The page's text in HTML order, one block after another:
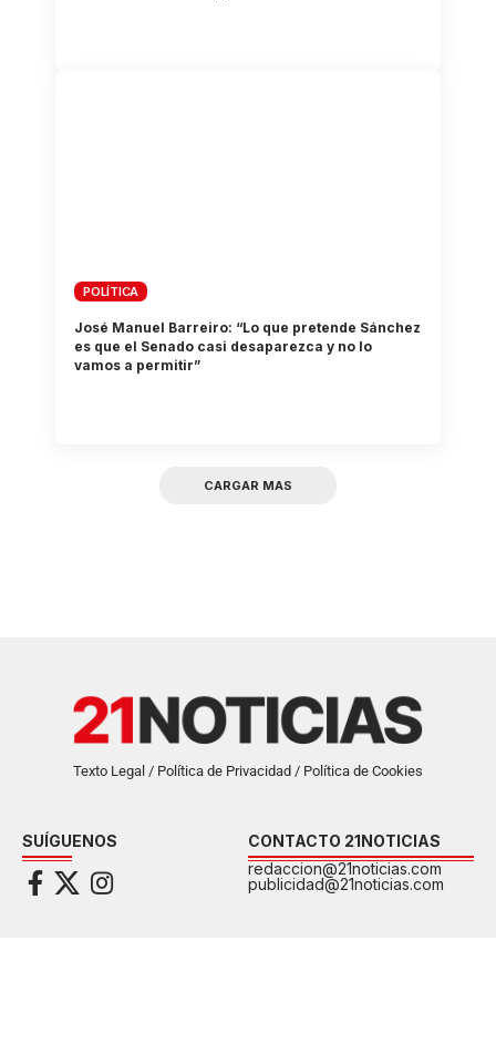
POLÍTICA
José Manuel Barreiro: “Lo que pretende Sánchez
es que el Senado casi desaparezca y no lo
vamos a permitir”
CARGAR MAS
Texto Legal / Política de Privacidad / Política de Cookies
SUÍGUENOS
CONTACTO 21NOTICIAS
redaccion@21noticias.com
publicidad@21noticias.com